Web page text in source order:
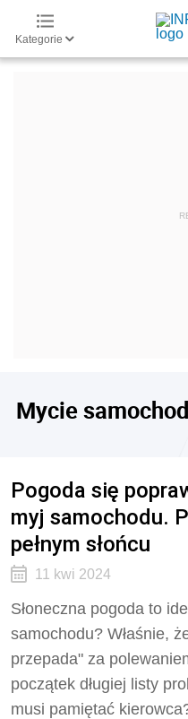
Kategorie
Mycie
Pogoda się
myj samochodu.
pełnym słońcu
11 kwi 2024
Słoneczna pogoda to
samochodu? Właśnie,
przepada" za
początek długiej listy
musi pamiętać